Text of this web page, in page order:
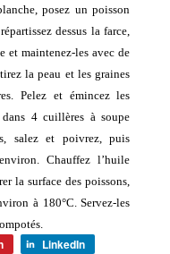
posez un poisson
dessus la farce,
et maintenez-les avec de
la peau et les graines
Pelez et émincez les
4 cuillères à soupe
salez et poivrez, puis
Chauffez l’huile
la surface des poissons,
à 180°C. Servez-les
LinkedIn